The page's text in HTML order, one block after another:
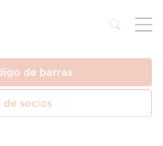
de barras
de socios